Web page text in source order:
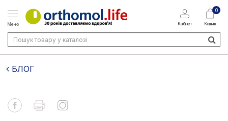
Меню Кабінет
0
Кошик
БЛОГ